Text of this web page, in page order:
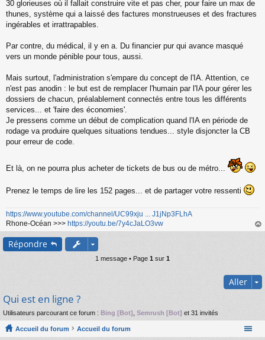
30 glorieuses où il fallait construire vite et pas cher, pour faire un max de
thunes, système qui a laissé des factures monstrueuses et des fractures
ingérables et irrattrapables.
Par contre, du médical, il y en a. Du financier pur qui avance masqué
vers un monde pénible pour tous, aussi.
Mais surtout, l'administration s'empare du concept de l'IA. Attention, ce
n'est pas anodin : le but est de remplacer l'humain par l'IA pour gérer les
dossiers de chacun, préalablement connectés entre tous les différents
services... et 'faire des économies'.
Je pressens comme un début de complication quand l'IA en période de
rodage va produire quelques situations tendues... style disjoncter la CB
pour erreur de code.
Et là, on ne pourra plus acheter de tickets de bus ou de métro...
Prenez le temps de lire les 152 pages... et de partager votre ressenti
https://www.youtube.com/channel/UC99xju ... J1jNp3FLhA
Rhone-Océan >>> https://youtu.be/7y4cJaLO3vw
au
Répondre
1 message • Page 1 sur 1
Aller
Qui est en ligne ?
Utilisateurs parcourant ce forum : Bing [Bot] , Semrush [Bot] et 31 invités
Accueil du forum Accueil du forum